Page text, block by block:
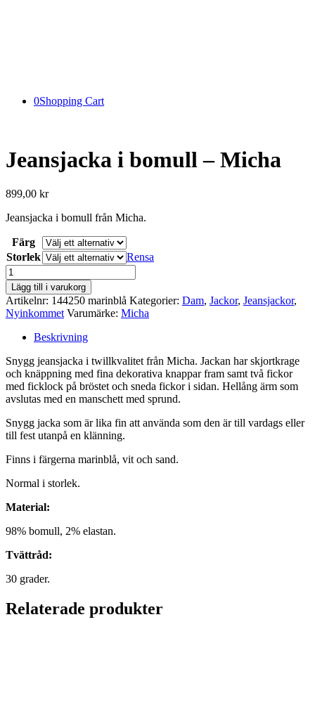
0Shopping Cart
Jeansjacka i bomull – Micha
899,00 kr
Jeansjacka i bomull från Micha.
Färg
Storlek
Rensa
Jeansjacka
i
bomull
-
Micha
mängd
Lägg till i varukorg
Artikelnr: 144250 marinblå Kategorier: Dam, Jackor, Jeansjackor,
Nyinkommet Varumärke: Micha
Beskrivning
Snygg jeansjacka i twillkvalitet från Micha. Jackan har skjortkrage
och knäppning med fina dekorativa knappar fram samt två fickor
med ficklock på bröstet och sneda fickor i sidan. Hellång ärm som
avslutas med en manschett med sprund.
Snygg jacka som är lika fin att använda som den är till vardags eller
till fest utanpå en klänning.
Finns i färgerna marinblå, vit och sand.
Normal i storlek.
Material:
98% bomull, 2% elastan.
Tvättråd:
30 grader.
Relaterade produkter